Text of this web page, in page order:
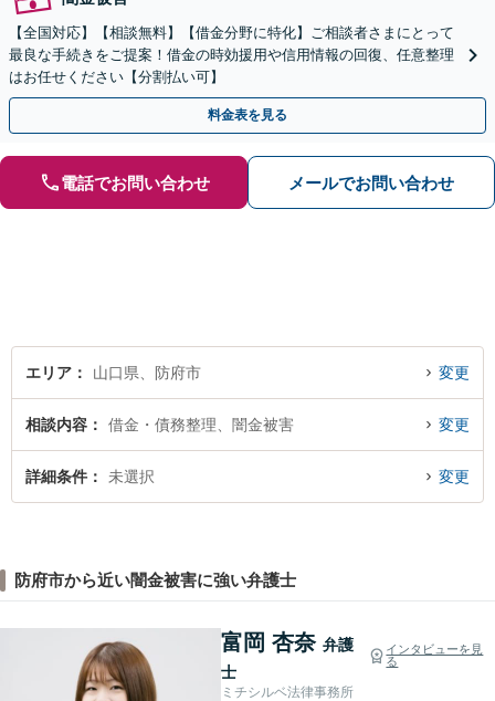
【全国対応】【相談無料】【借金分野に特化】ご相談者さまにとって
最良な手続きをご提案！借金の時効援用や信用情報の回復、任意整理
はお任せください【分割払い可】
料金表を見る
電話でお問い合わせ メールでお問い合わせ
エリア 山口県、防府市 変更
相談内容 借金・債務整理、闇金被害 変更
詳細条件 未選択 変更
防府市から近い闇金被害に強い弁護士
富岡 杏奈 弁護
士
インタビューを見
る
ミチシルベ法律事務所